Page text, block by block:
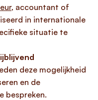
, accountant of
in internationale
situatie te
deze mogelijkheid
en de
bespreken.